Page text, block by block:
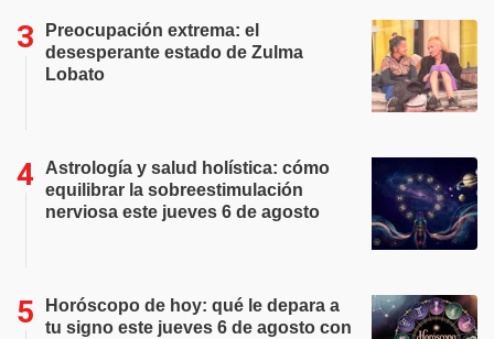
Preocupación extrema: el
desesperante estado de Zulma
Lobato
Astrología y salud holística: cómo
equilibrar la sobreestimulación
nerviosa este jueves 6 de agosto
Horóscopo de hoy: qué le depara a
tu signo este jueves 6 de agosto con